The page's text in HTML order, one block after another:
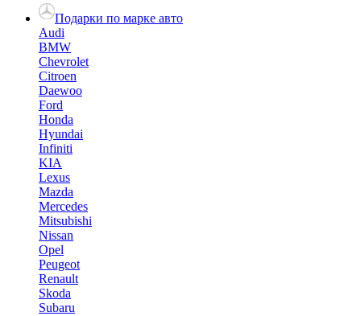
Подарки по марке авто
Audi
BMW
Chevrolet
Citroen
Daewoo
Ford
Honda
Hyundai
Infiniti
KIA
Lexus
Mazda
Mercedes
Mitsubishi
Nissan
Opel
Peugeot
Renault
Skoda
Subaru